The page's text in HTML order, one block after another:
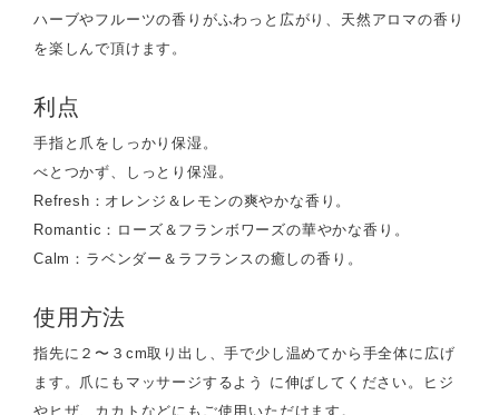
ハーブやフルーツの香りがふわっと広がり、天然アロマの香り
を楽しんで頂けます。
利点
手指と爪をしっかり保湿。
べとつかず、しっとり保湿。
Refresh：オレンジ＆レモンの爽やかな香り。
Romantic：ローズ＆フランボワーズの華やかな香り。
Calm：ラベンダー＆ラフランスの癒しの香り。
使用方法
指先に２〜３cm取り出し、手で少し温めてから手全体に広げ
ます。爪にもマッサージするよう に伸ばしてください。ヒジ
やヒザ、カカトなどにもご使用いただけます。